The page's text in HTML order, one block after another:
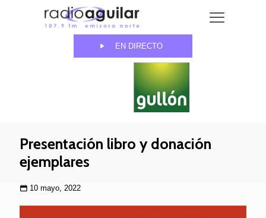
EN DIRECTO
Presentación libro y donación
ejemplares
10 mayo, 2022